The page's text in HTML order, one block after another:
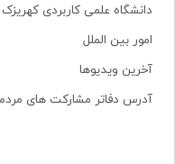
دانشگاه علمی کاربردی کهریزک
امور بین الملل
آخرین ویدیوها
آدرس دفاتر مشارکت های